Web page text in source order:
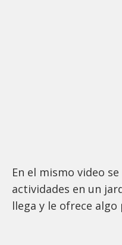
En el mismo video
actividades en un
llega y le ofrece algo